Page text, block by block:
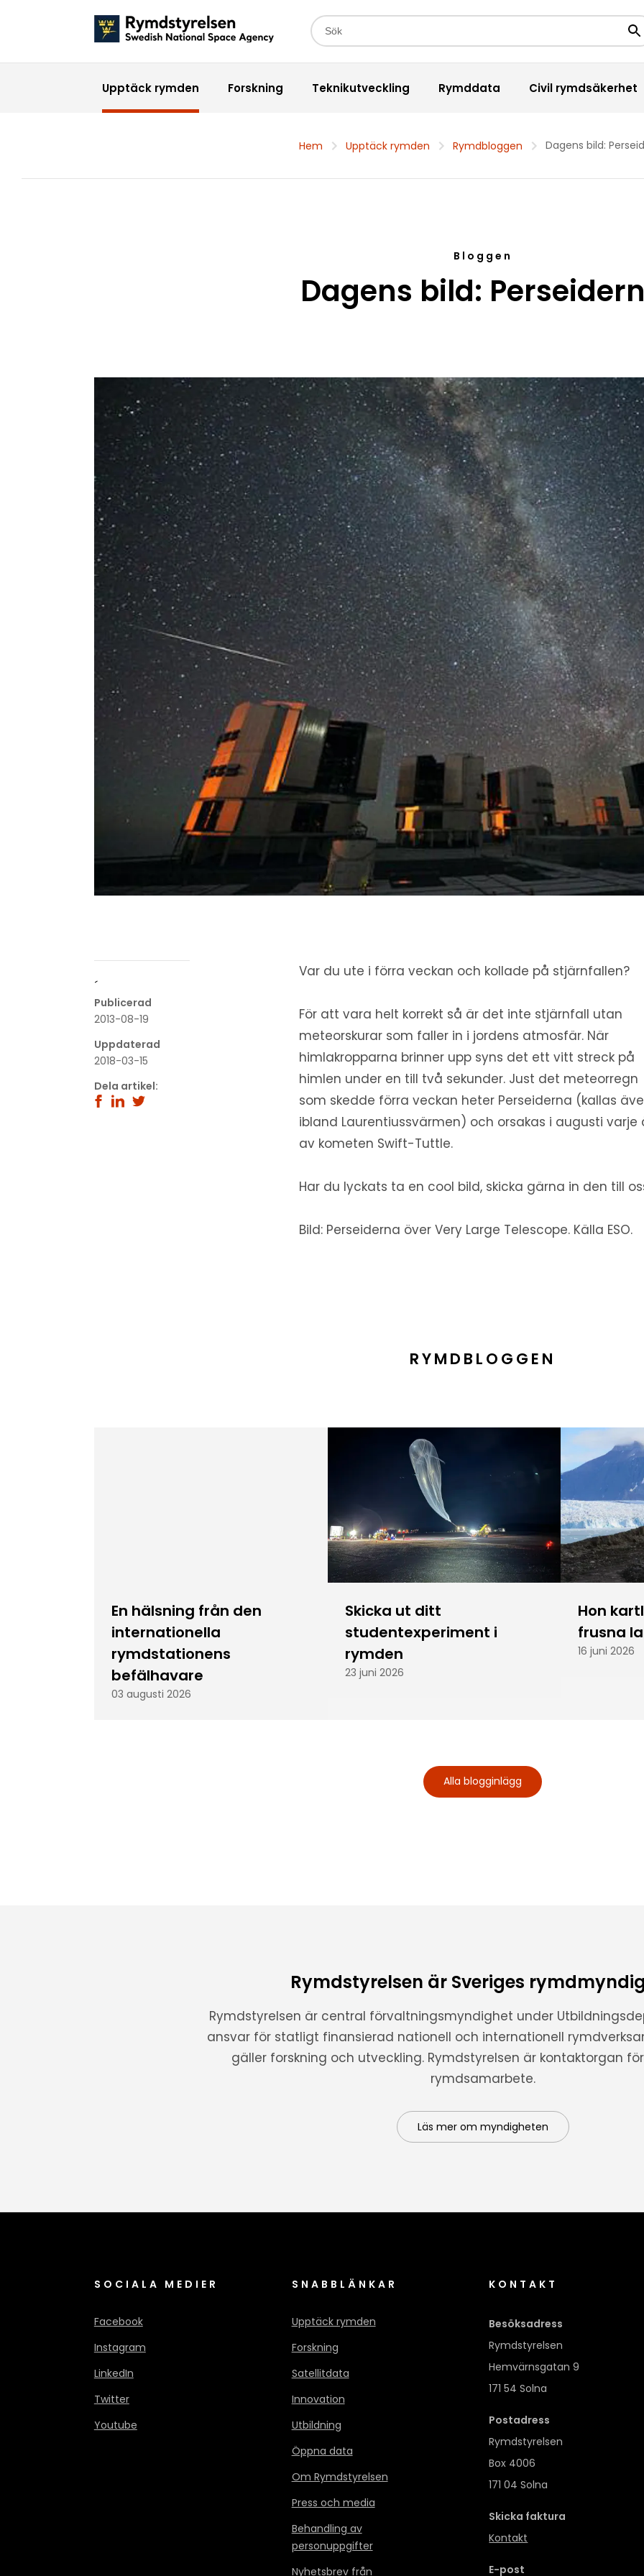
Sökfält
Upptäck rymden Forskning Teknikutveckling Rymddata Civil rymdsäkerhet
Hem Upptäck rymden Rymdbloggen Dagens bild:
Bloggen
Dagens bild:
´
Publicerad
2013-08-19
Uppdaterad
2018-03-15
Dela artikel:
Var du ute i förra veckan och kollade på stjärnfallen?
För att vara helt korrekt så är det inte stjärnfall utan
meteorskurar som faller in i jordens atmosfär. När
himlakropparna brinner upp syns det ett vitt streck på
himlen under en till två sekunder. Just det meteorregn
som skedde förra veckan heter Perseiderna (kallas
ibland Laurentiussvärmen) och orsakas i augusti varje
av kometen Swift-Tuttle.
Har du lyckats ta en cool bild, skicka gärna in den till
Bild: Perseiderna över Very Large Telescope. Källa ESO.
RYMDBLOGGEN
En hälsning från den
internationella
rymdstationens
befälhavare
03 augusti 2026
Skicka ut ditt
studentexperiment i
rymden
23 juni 2026
Hon
frusna
16 juni 2026
Alla blogginlägg
Rymdstyrelsen är Sveriges
Rymdstyrelsen är central förvaltningsmyndighet under
ansvar för statligt finansierad nationell och internationell
gäller forskning och utveckling. Rymdstyrelsen är kontaktorgan
rymdsamarbete.
Läs mer om myndigheten
SOCIALA MEDIER
Facebook
Instagram
LinkedIn
Twitter
Youtube
SNABBLÄNKAR
Upptäck rymden
Forskning
Satellitdata
Innovation
Utbildning
Öppna data
Om Rymdstyrelsen
Press och media
Behandling av
personuppgifter
Nyhetsbrev från
KONTAKT
Besöksadress
Rymdstyrelsen
Hemvärnsgatan 9
171 54 Solna
Postadress
Rymdstyrelsen
Box 4006
171 04 Solna
Skicka faktura
Kontakt
E-post